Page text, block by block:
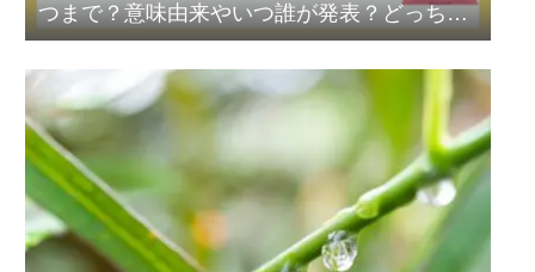
つまで？意味由来やいつ誰が発表？どっちが
正しい？